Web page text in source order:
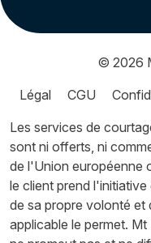
© 2026
Légal
CGU
Les services de
sont ni offerts, ni
de l'Union européenne
le client prend
de sa propre volonté et
applicable le permet.